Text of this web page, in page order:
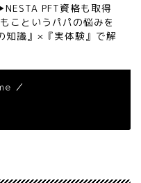
PFT資格も取得
こというパパの悩みを
知識』×『実体験』で解
／